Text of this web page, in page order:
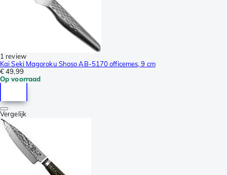
1 review
Kai Seki Magoroku Shoso AB-5170 officemes, 9 cm
€ 49,99
Op voorraad
Vergelijk